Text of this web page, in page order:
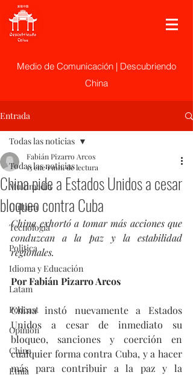
Medio de Comunicación | Descubriendo
China
Entrada
Todas las noticias
Multimedia
Cultura
Tecnología
Politica
Idioma y Educación
Latam
Podcast
Opinión
China
Etnia
Todas las noticias
China pide a Estados Unidos a cesar
bloqueo contra Cuba
Fabián Pizarro Arcos
13 ene1 min de lectura
China exhortó a tomar más acciones que
conduzcan a la paz y la estabilidad
regionales.
Por Fabián Pizarro Arcos
China instó nuevamente a Estados
Unidos a cesar de inmediato su
bloqueo, sanciones y coerción en
cualquier forma contra Cuba, y a hacer
más para contribuir a la paz y la